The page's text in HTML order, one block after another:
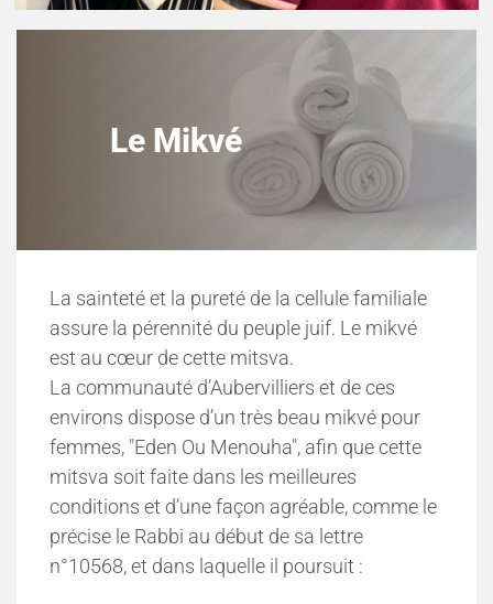
Le Mikvé
La sainteté et la pureté de la cellule familiale
assure la pérennité du peuple juif. Le mikvé
est au cœur de cette mitsva.
La communauté d’Aubervilliers et de ces
environs dispose d’un très beau mikvé pour
femmes, "Eden Ou Menouha", afin que cette
mitsva soit faite dans les meilleures
conditions et d’une façon agréable, comme le
précise le Rabbi au début de sa lettre
n°10568, et dans laquelle il poursuit :